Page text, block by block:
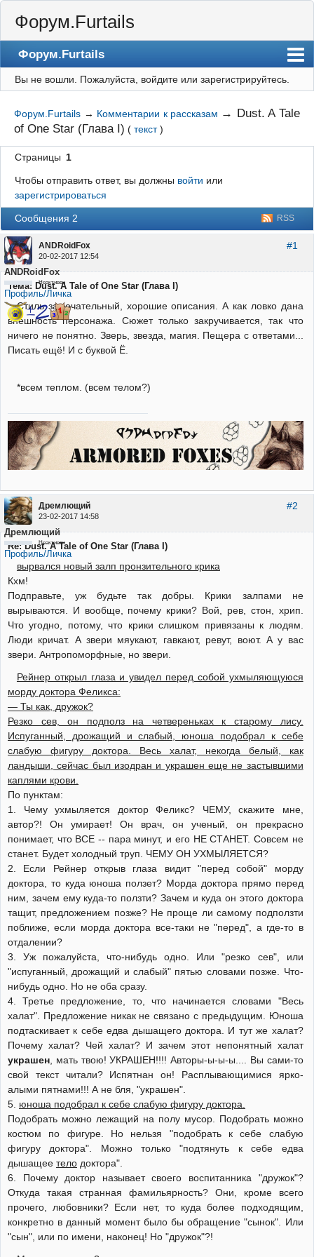
Форум.Furtails
Форум.Furtails
На сайт
Форум
Регистрация
Вход
Вы не вошли. Пожалуйста, войдите или зарегистрируйтесь.
Форум.Furtails → Комментарии к рассказам → Dust. A Tale
of One Star (Глава I) (текст)
Страницы 1
Чтобы отправить ответ, вы должны войти или
зарегистрироваться
RSS
Сообщения 2
#1
ANDRoidFox
20-02-2017 12:54
ANDRoidFox
Неактивен
Профиль/Личка
Тема: Dust. A Tale of One Star (Глава I)
Стиль замечательный, хорошие описания. А как ловко дана
внешность персонажа. Сюжет только закручивается, так что
ничего не понятно. Зверь, звезда, магия. Пещера с ответами...
Писать ещё! И с буквой Ё.
*всем теплом. (всем телом?)
#2
Дремлющий
23-02-2017 14:58
Дремлющий
Неактивен
Профиль/Личка
Re: Dust. A Tale of One Star (Глава I)
вырвался новый залп пронзительного крика
Кхм!
Подправьте, уж будьте так добры. Крики залпами не
вырываются. И вообще, почему крики? Вой, рев, стон, хрип.
Что угодно, потому, что крики слишком привязаны к людям.
Люди кричат. А звери мяукают, гавкают, ревут, воют. А у вас
звери. Антропоморфные, но звери.
Рейнер открыл глаза и увидел перед собой ухмыляющуюся
морду доктора Феликса:
— Ты как, дружок?
Резко сев, он подполз на четвереньках к старому лису.
Испуганный, дрожащий и слабый, юноша подобрал к себе
слабую фигуру доктора. Весь халат, некогда белый, как
ландыши, сейчас был изодран и украшен еще не застывшими
каплями крови.
По пунктам:
1. Чему ухмыляется доктор Феликс? ЧЕМУ, скажите мне,
автор?! Он умирает! Он врач, он ученый, он прекрасно
понимает, что ВСЕ -- пара минут, и его НЕ СТАНЕТ. Совсем не
станет. Будет холодный труп. ЧЕМУ ОН УХМЫЛЯЕТСЯ?
2. Если Рейнер открыв глаза видит "перед собой" морду
доктора, то куда юноша ползет? Морда доктора прямо перед
ним, зачем ему куда-то ползти? Зачем и куда он этого доктора
тащит, предложением позже? Не проще ли самому подползти
поближе, если морда доктора все-таки не "перед", а где-то в
отдалении?
3. Уж пожалуйста, что-нибудь одно. Или "резко сев", или
"испуганный, дрожащий и слабый" пятью словами позже. Что-
нибудь одно. Но не оба сразу.
4. Третье предложение, то, что начинается словами "Весь
халат". Предложение никак не связано с предыдущим. Юноша
подтаскивает к себе едва дышащего доктора. И тут же халат?
Почему халат? Чей халат? И зачем этот непонятный халат
украшен , мать твою! УКРАШЕН!!!! Авторы-ы-ы-ы.... Вы сами-то
свой текст читали? Испятнан он! Расплывающимися ярко-
алыми пятнами!!! А не бля, "украшен".
5. юноша подобрал к себе слабую фигуру доктора.
Подобрать можно лежащий на полу мусор. Подобрать можно
костюм по фигуре. Но нельзя "подобрать к себе слабую
фигуру доктора". Можно только "подтянуть к себе едва
дышащее тело доктора".
6. Почему доктор называет своего воспитанника "дружок"?
Откуда такая странная фамильярность? Они, кроме всего
прочего, любовники? Если нет, то куда более подходящим,
конкретно в данный момент было бы обращение "сынок". Или
"сын", или по имени, наконец! Но "дружок"?!